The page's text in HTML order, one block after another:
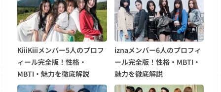
KiiiKiiiメンバー5人のプロフ
ィール完全版！性格・
MBTI・魅力を徹底解説
iznaメンバー6人のプロフィ
ール完全版！性格・MBTI・
魅力を徹底解説